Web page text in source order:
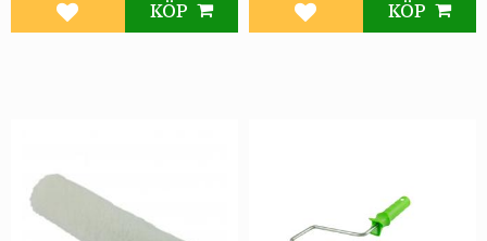
Lägg till i favoriter
KÖP
Lägg till i favoriter
KÖP